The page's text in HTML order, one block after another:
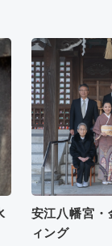
安江八幡宮
ィング